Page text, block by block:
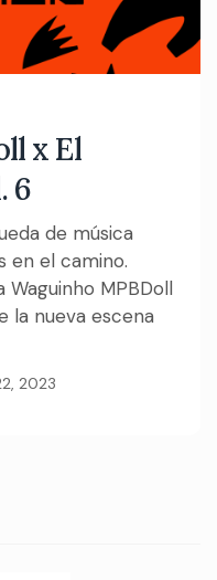
x El
6
de música
en el camino.
Waguinho MPBDoll
la nueva escena
2023